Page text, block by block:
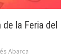
de la Feria del
Abarca